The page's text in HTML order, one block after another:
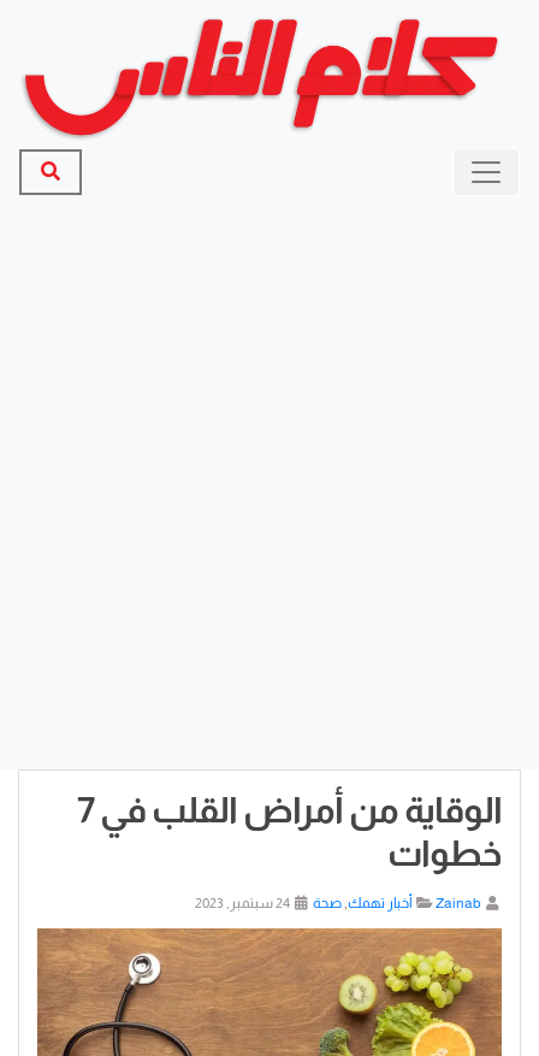
الوقاية من أمراض القلب في 7
خطوات
Zainab أخبار تهمك,صحة